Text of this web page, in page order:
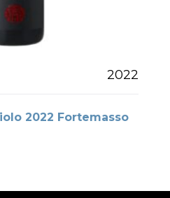
2022
2022 Fortemasso